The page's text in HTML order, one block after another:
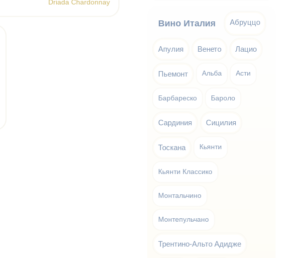
Driada Chardonnay
Вино Италия Абруццо
Апулия Венето Лацио
Пьемонт Альба Асти
Барбареско Бароло
Сардиния Сицилия
Тоскана Кьянти
Кьянти Классико
Монтальчино
Монтепульчано
Трентино-Альто Адидже